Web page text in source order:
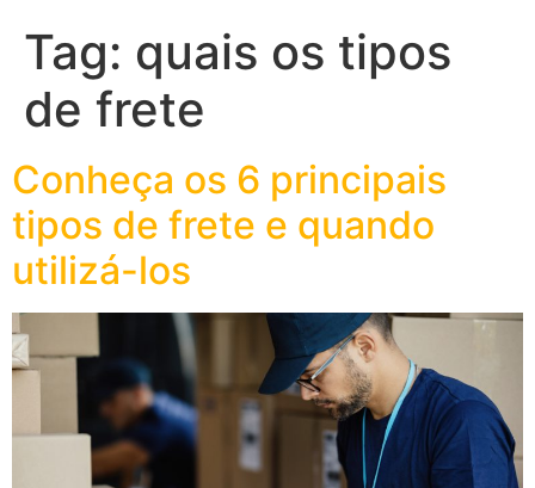
Tag: quais os tipos
de frete
Conheça os 6 principais
tipos de frete e quando
utilizá-los